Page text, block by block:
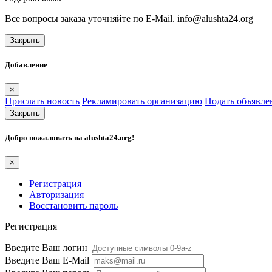
Все вопросы заказа уточняйте по E-Mail. info@alushta24.org
Закрыть
Добавление
×
Прислать новость Рекламировать организацию Подать
Закрыть
Добро пожаловать на alushta24.org!
×
Регистрация
Авторизация
Восстановить пароль
Регистрация
Введите Ваш логин
Введите Ваш E-Mail